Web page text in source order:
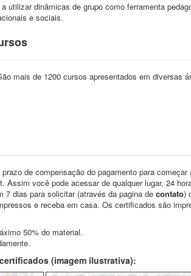
utilizar dinâmicas de grupo como ferramenta
e sociais.
mais de 1200 cursos apresentados em diversas
de compensação do pagamento para
Assim você pode acessar de qualquer lugar, 24
7 dias para solicitar (através da pagina de contato)
e receba em casa. Os certificados são
50% do material.
(imagem ilustrativa):